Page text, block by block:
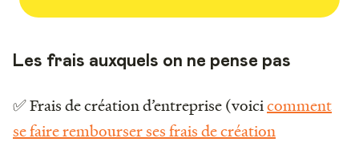
Les frais auxquels on ne pense pas
✅ Frais de création d’entreprise (voicicomment
se faire rembourser ses frais de création